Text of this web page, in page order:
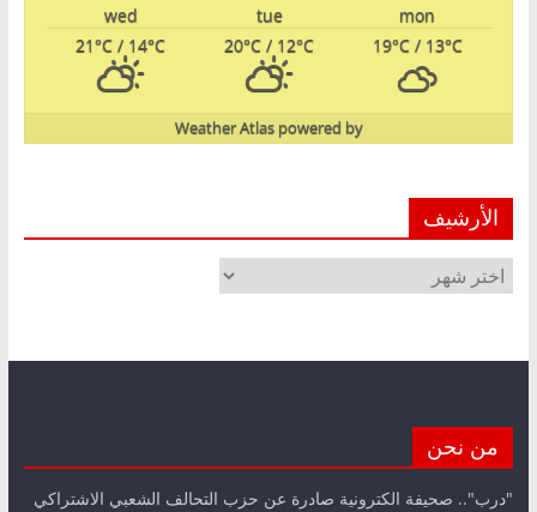
mon
tue
wed
19°C/ 13°C
20°C / 12°C
21°C / 14°C
powered by
Weather Atlas
الأرشيف
الأرشيف
من نحن
"درب".. صحيفة الكترونية صادرة عن حزب التحالف الشعبي الاشتراكي